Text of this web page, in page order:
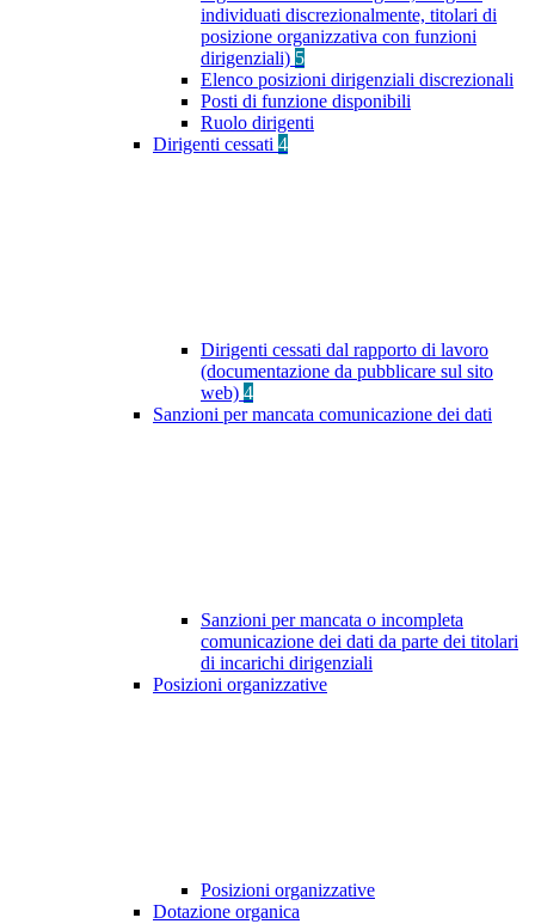
individuati discrezionalmente, titolari di
posizione organizzativa con funzioni
dirigenziali) 5
Elenco posizioni dirigenziali discrezionali
Posti di funzione disponibili
Ruolo dirigenti
Dirigenti cessati 4
Dirigenti cessati dal rapporto di lavoro
(documentazione da pubblicare sul sito
web) 4
Sanzioni per mancata comunicazione dei dati
Sanzioni per mancata o incompleta
comunicazione dei dati da parte dei titolari
di incarichi dirigenziali
Posizioni organizzative
Posizioni organizzative
Dotazione organica